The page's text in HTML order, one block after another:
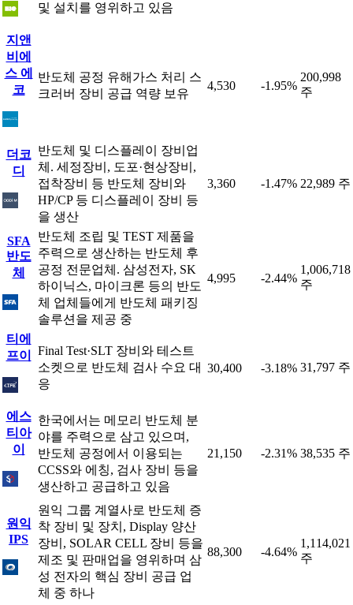
및 설치를 영위하고 있음
지앤
비에
스 에
코
반도체 공정 유해가스 처리 스
크러버 장비 공급 역량 보유
4,530 -1.95%
200,998
주
더코
디
반도체 및 디스플레이 장비업
체. 세정장비, 도포·현상장비,
접착장비 등 반도체 장비와
HP/CP 등 디스플레이 장비 등
을 생산
3,360 -1.47% 22,989 주
SFA
반도
체
반도체 조립 및 TEST 제품을
주력으로 생산하는 반도체 후
공정 전문업체. 삼성전자, SK
하이닉스, 마이크론 등의 반도
체 업체들에게 반도체 패키징
솔루션을 제공 중
4,995 -2.44%
1,006,718
주
티에
프이
Final Test·SLT 장비와 테스트
소켓으로 반도체 검사 수요 대
응
30,400 -3.18% 31,797 주
에스
티아
이
한국에서는 메모리 반도체 분
야를 주력으로 삼고 있으며,
반도체 공정에서 이용되는
CCSS와 에칭, 검사 장비 등을
생산하고 공급하고 있음
21,150 -2.31% 38,535 주
원익
IPS
원익 그룹 계열사로 반도체 증
착 장비 및 장치, Display 양산
장비, SOLAR CELL 장비 등을
제조 및 판매업을 영위하며 삼
성 전자의 핵심 장비 공급 업
체 중 하나
88,300 -4.64%
1,114,021
주